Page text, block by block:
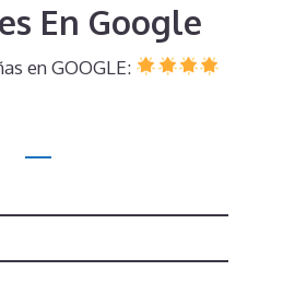
En Google
en GOOGLE: